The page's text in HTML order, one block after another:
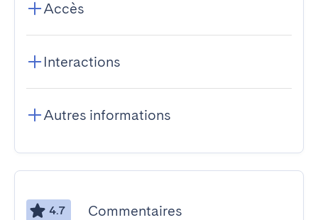
Accès
Interactions
Autres informations
4.7 Commentaires